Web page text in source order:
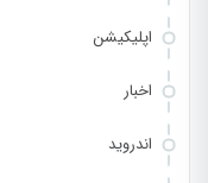
اپلیکیشن
اخبار
اندروید